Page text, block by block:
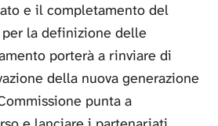
e il completamento del
la definizione delle
porterà a rinviare di
della nuova generazione
punta a